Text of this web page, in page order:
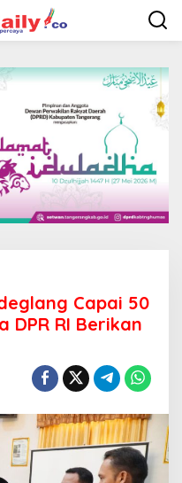
Capai 50
DPR RI Berikan